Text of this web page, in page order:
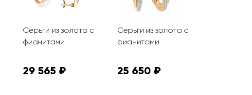
Серьги из золота с
фианитами
29 565 ₽
Серьги из золота с
фианитами
25 650 ₽